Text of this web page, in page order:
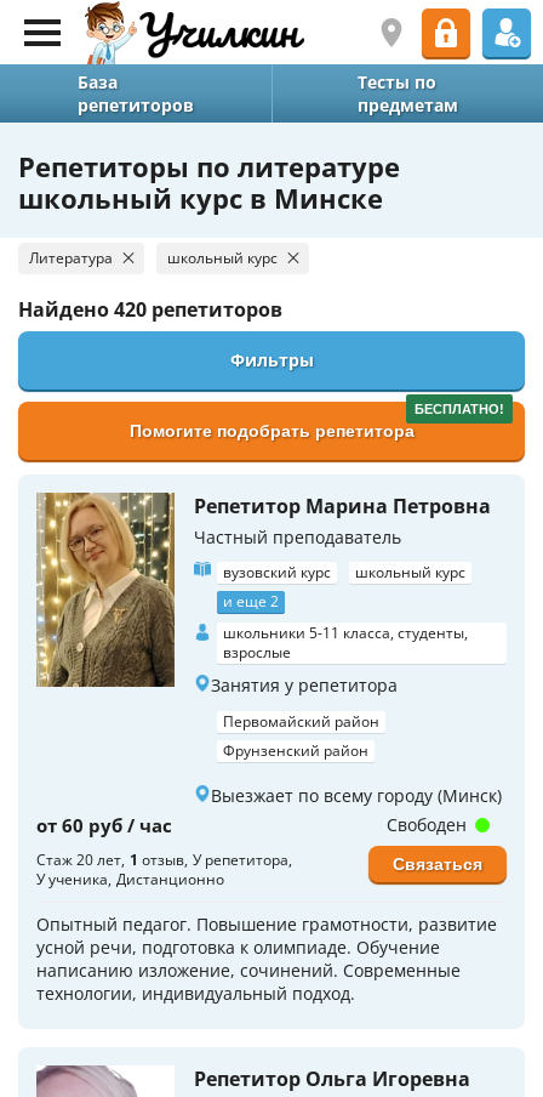
База
репетиторов
Тесты по
предметам
Репетиторы по литературе
школьный курс в Минске
Литература школьный курс
Найдено420 репетиторов
Фильтры
БЕСПЛАТНО!
Помогите подобрать репетитора
Репетитор Марина Петровна
Частный преподаватель
вузовский курс
школьный курс
и еще 2
школьники 5-11 класса, студенты,
взрослые
Занятия у репетитора
Первомайский район
Фрунзенский район
Выезжает по всему городу (Минск)
от 60 руб / час
Стаж 20 лет 1 отзыв У репетитора
У ученика Дистанционно
Опытный педагог. Повышение грамотности, развитие
усной речи, подготовка к олимпиаде. Обучение
написанию изложение, сочинений. Современные
технологии, индивидуальный подход.
Свободен
Связаться
Репетитор Ольга Игоревна